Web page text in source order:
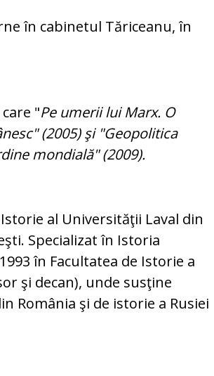
în cabinetul Tăriceanu, în
"Pe umerii lui Marx. O
(2005) şi "Geopolitica
mondială" (2009).
al Universităţii Laval din
Specializat în Istoria
în Facultatea de Istorie a
şi decan), unde susţine
România şi de istorie a Rusiei